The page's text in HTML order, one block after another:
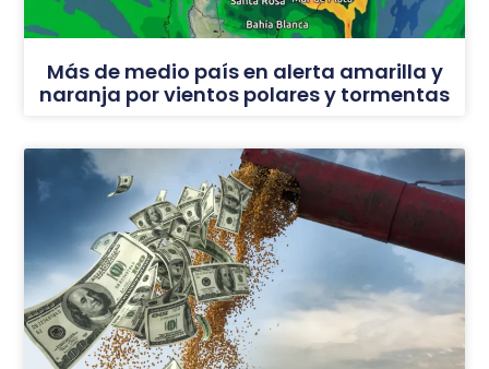
Más de medio país en alerta amarilla y
naranja por vientos polares y tormentas